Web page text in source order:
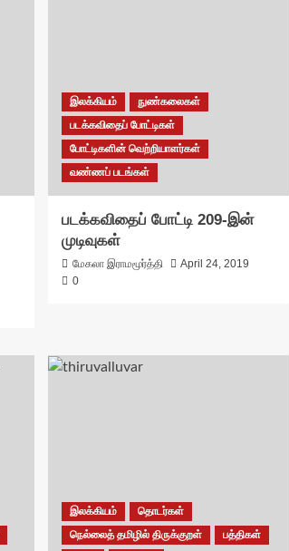
இலக்கியம்
நுண்கலைகள்
படக்கவிதைப் போட்டிகள்
போட்டிகளின் வெற்றியாளர்கள்
வண்ணப் படங்கள்
படக்கவிதைப் போட்டி 209-இன்
முடிவுகள்
மேகலா இராமமூர்த்தி
April 24, 2019
0
இலக்கியம்
தொடர்கள்
நெல்லைத் தமிழில் திருக்குறள்
பத்திகள்